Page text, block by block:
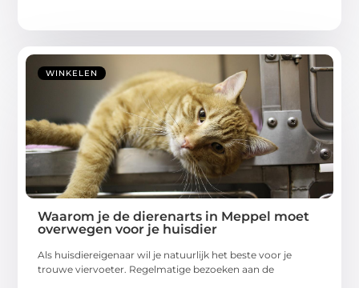
WINKELEN
Waarom je de dierenarts in Meppel moet
overwegen voor je huisdier
Als huisdiereigenaar wil je natuurlijk het beste voor je
trouwe viervoeter. Regelmatige bezoeken aan de